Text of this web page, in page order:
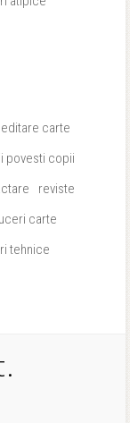
editare carte
povesti copii
reviste
carte
tehnice